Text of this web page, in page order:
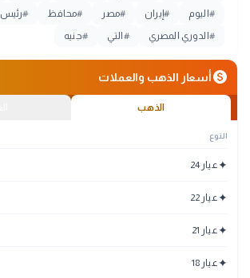
# اليوم # إيران #مصر #محافظ #رئيس
# الدوري المصري # التي #جنيه
monetization_onأسعار الذهب والعملات
الذهب
النوع
✦عيار 24
✦عيار 22
✦عيار 21
✦عيار 18